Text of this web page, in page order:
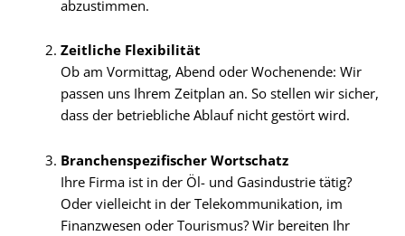
abzustimmen.
Zeitliche Flexibilität
Ob am Vormittag, Abend oder Wochenende: Wir
passen uns Ihrem Zeitplan an. So stellen wir sicher,
dass der betriebliche Ablauf nicht gestört wird.
Branchenspezifischer Wortschatz
Ihre Firma ist in der Öl- und Gasindustrie tätig?
Oder vielleicht in der Telekommunikation, im
Finanzwesen oder Tourismus? Wir bereiten Ihr